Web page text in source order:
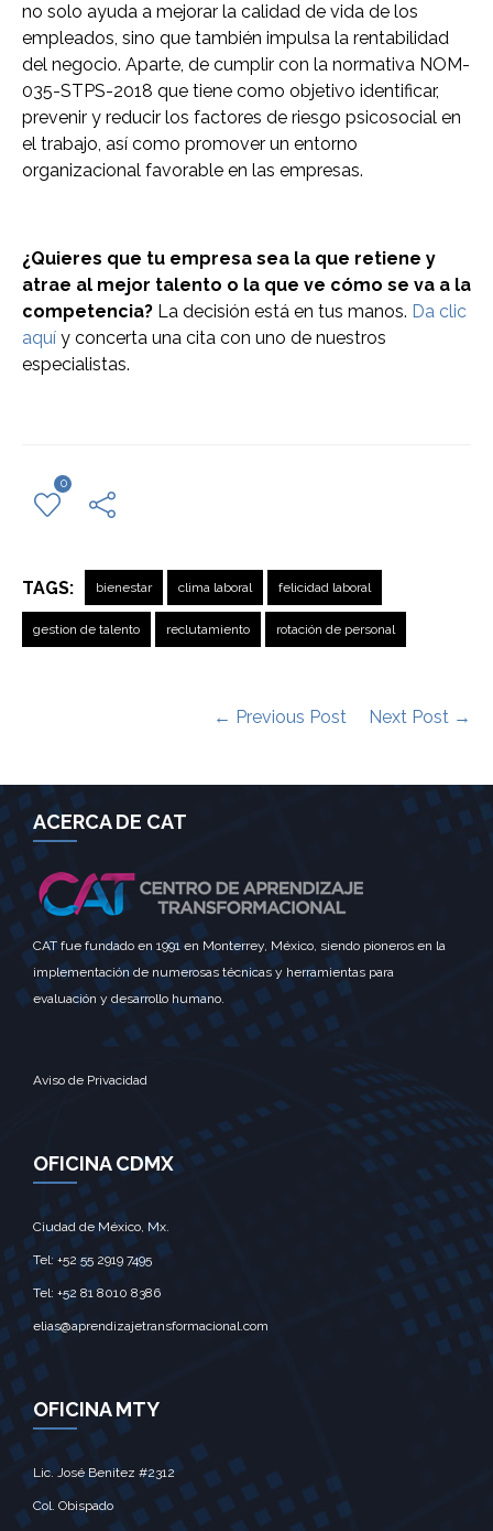
no solo ayuda a mejorar la calidad de vida de los
empleados, sino que también impulsa la rentabilidad
del negocio. Aparte, de cumplir con la normativa NOM-
035-STPS-2018 que tiene como objetivo identificar,
prevenir y reducir los factores de riesgo psicosocial en
el trabajo, así como promover un entorno
organizacional favorable en las empresas.
¿Quieres que tu empresa sea la que retiene y
atrae al mejor talento o la que ve cómo se va a la
competencia? La decisión está en tus manos. Da clic
aquí y concerta una cita con uno de nuestros
especialistas.
0
TAGS: bienestar clima laboral felicidad laboral
gestion de talento reclutamiento rotación de personal
← Previous Post Next Post →
ACERCA DE CAT
CAT fue fundado en 1991 en Monterrey, México, siendo pioneros en la
implementación de numerosas técnicas y herramientas para
evaluación y desarrollo humano.
Aviso de Privacidad
OFICINA CDMX
Ciudad de México, Mx.‎
Tel: +52 55 2919 7495‎
Tel: +52 81 8010 8386
elias@aprendizajetransformacional.com
OFICINA MTY
Lic. José Benitez #2312
Col. Obispado